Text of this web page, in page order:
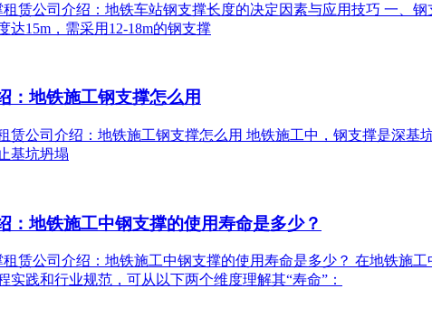
租赁公司介绍：地铁车站钢支撑长度的决定因素与应用技巧 一、
达15m，需采用12-18m的钢支撑
：地铁施工钢支撑怎么用
赁公司介绍：地铁施工钢支撑怎么用 地铁施工中，钢支撑是深
基坑坍塌
：地铁施工中钢支撑的使用寿命是多少？
租赁公司介绍：地铁施工中钢支撑的使用寿命是多少？ 在地铁
实践和行业规范，可从以下两个维度理解其“寿命”：